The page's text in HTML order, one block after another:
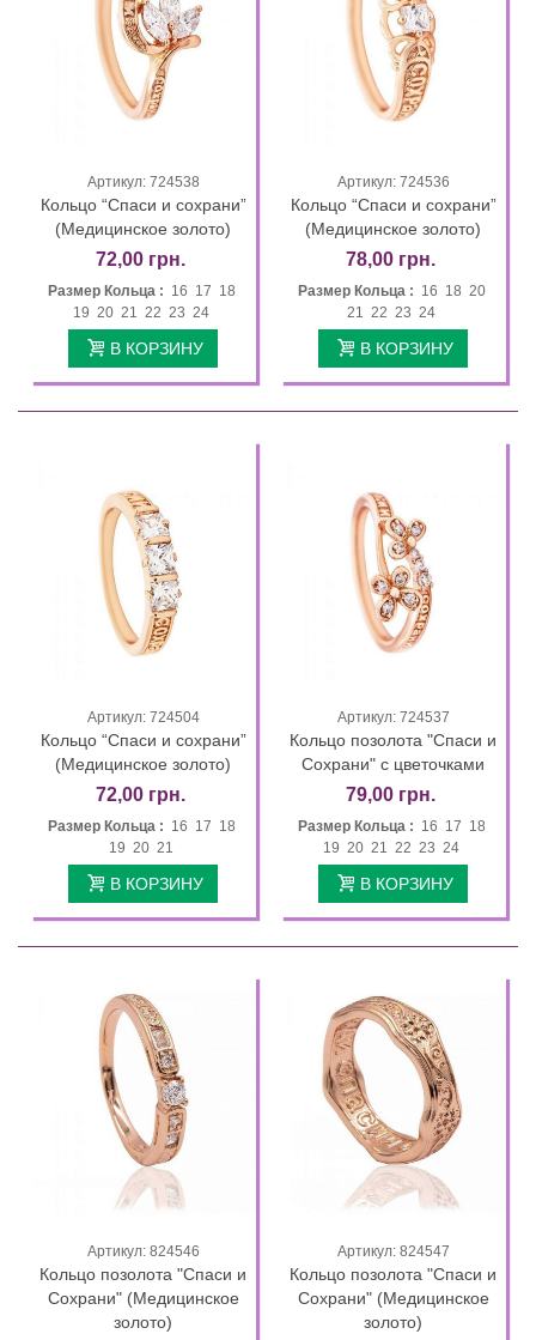
Артикул: 724538
Кольцо “Спаси и сохрани”
(Медицинское золото)
72,00 грн.
Размер Кольца : 16 17 18
19 20 21 22 23 24
В КОРЗИНУ
Артикул: 724536
Кольцо “Спаси и сохрани”
(Медицинское золото)
78,00 грн.
Размер Кольца : 16 18 20
21 22 23 24
В КОРЗИНУ
Артикул: 724504
Кольцо “Спаси и сохрани”
(Медицинское золото)
72,00 грн.
Размер Кольца : 16 17 18
19 20 21
В КОРЗИНУ
Артикул: 724537
Кольцо позолота "Спаси и
Сохрани" с цветочками
79,00 грн.
Размер Кольца : 16 17 18
19 20 21 22 23 24
В КОРЗИНУ
Артикул: 824546
Кольцо позолота "Спаси и
Сохрани" (Медицинское
золото)
Артикул: 824547
Кольцо позолота "Спаси и
Сохрани" (Медицинское
золото)